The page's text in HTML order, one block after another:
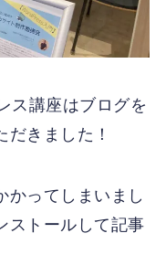
ス講座はブログを
きました！
かってしまいまし
ストールして記事